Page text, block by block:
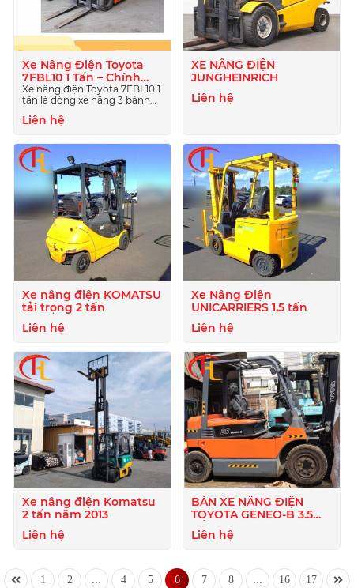
Xe Nâng Điện Toyota
7FBL10 1 Tấn – Chính
Hãng, Giá Rẻ
Xe nâng điện Toyota 7FBL10 1
tấn là dòng xe nâng 3 bánh
năng xoay sở linh hoạt, độ
công nghệ an toàn SAS độc
quyền của Toyota.
Liên hệ
XE NÂNG ĐIỆN
JUNGHEINRICH
Liên hệ
Xe nâng điện KOMATSU
tải trọng 2 tấn
Liên hệ
Xe Nâng Điện
UNICARRIERS 1,5 tấn
Liên hệ
Xe nâng điện Komatsu
2 tấn năm 2013
Liên hệ
BÁN XE NÂNG ĐIỆN
TOYOTA GENEO-B 3.5
TẤN 🚜
Liên hệ
1 2 4 5 6 7 8 16 17